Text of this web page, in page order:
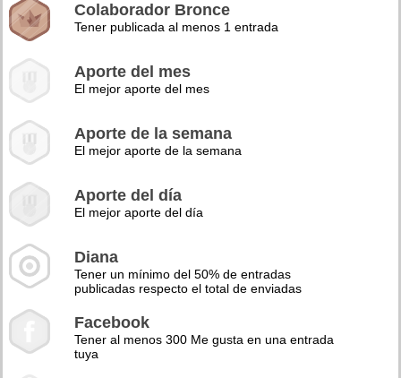
Colaborador Bronce
Tener publicada al menos 1 entrada
Aporte del mes
El mejor aporte del mes
Aporte de la semana
El mejor aporte de la semana
Aporte del día
El mejor aporte del día
Diana
Tener un mínimo del 50% de entradas
publicadas respecto el total de enviadas
Facebook
Tener al menos 300 Me gusta en una entrada
tuya